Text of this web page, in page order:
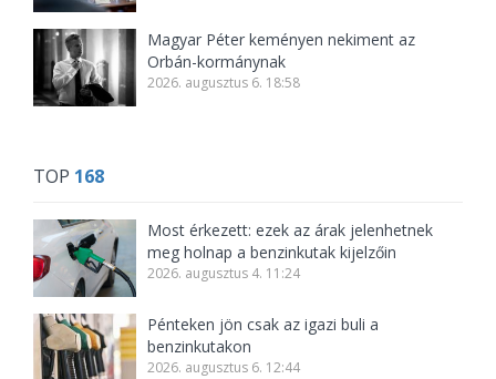
Magyar Péter keményen nekiment az
Orbán-kormánynak
2026. augusztus 6. 18:58
TOP 168
Most érkezett: ezek az árak jelenhetnek
meg holnap a benzinkutak kijelzőin
2026. augusztus 4. 11:24
Pénteken jön csak az igazi buli a
benzinkutakon
2026. augusztus 6. 12:44